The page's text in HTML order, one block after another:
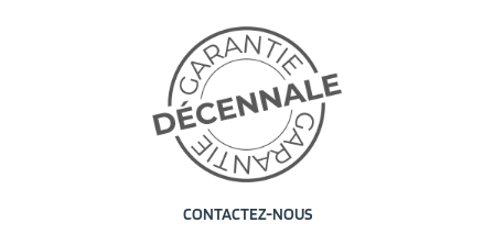
CONTACTEZ-NOUS